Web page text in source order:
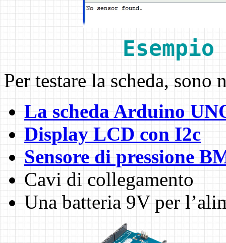
Per testare la scheda, sono
La scheda Arduino
Display LCD con I2c
Sensore di pressione
Cavi di collegamento
Una batteria 9V per